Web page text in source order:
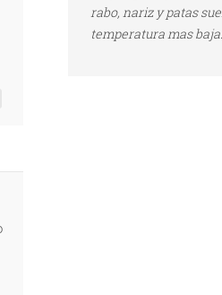
rabo, nariz y patas
temperatura mas